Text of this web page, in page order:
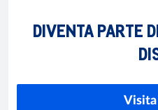
DIVENTA PARTE